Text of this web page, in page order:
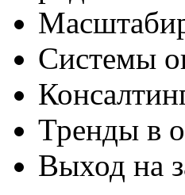
Системы
Тренды в
Выход на